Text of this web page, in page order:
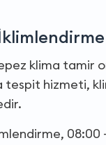
klima tamir
tespit hizmeti,